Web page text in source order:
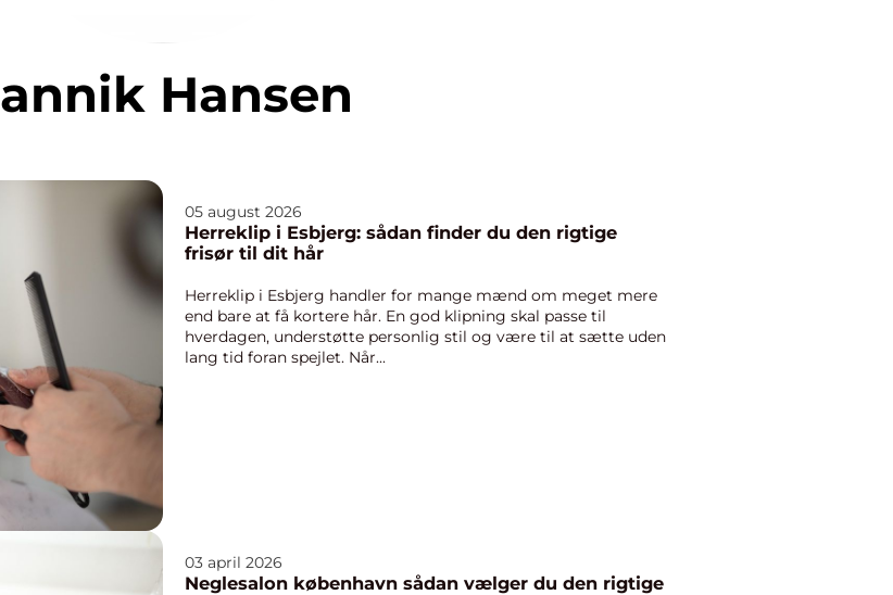
Jannik Hansen
05 august 2026
Herreklip i Esbjerg: sådan finder du den rigtige
frisør til dit hår
Herreklip i Esbjerg handler for mange mænd om meget mere
end bare at få kortere hår. En god klipning skal passe til
hverdagen, understøtte personlig stil og være til at sætte uden
lang tid foran spejlet. Når...
03 april 2026
Neglesalon københavn sådan vælger du den rigtige